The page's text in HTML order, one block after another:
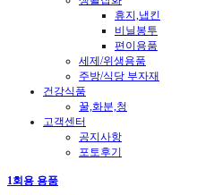
휴지,냅킨
비닐봉투
편이용품
세제/위생용품
주방/식당 부자재
건강식품
꿀,화분,청
고객센터
공지사항
포토후기
1회용 용품